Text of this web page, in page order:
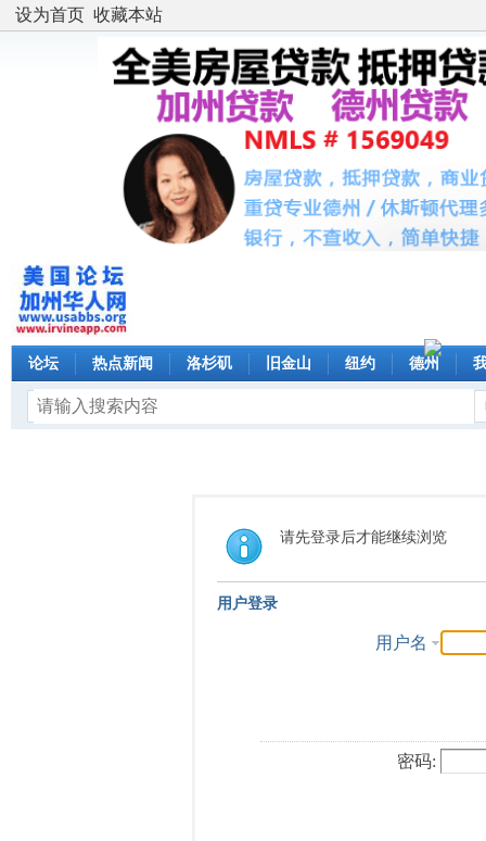
设为首页 收藏本站
论坛 热点新闻 洛杉矶 旧金山 纽约 德州
请先登录后才能继续浏览
用户登录
用户名
密码: